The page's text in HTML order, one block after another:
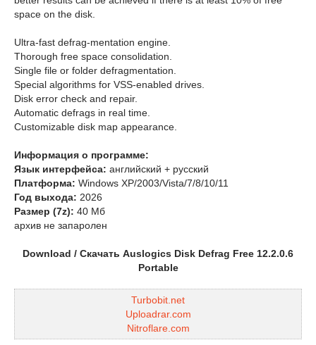
space on the disk.
Ultra-fast defrag-mentation engine.
Thorough free space consolidation.
Single file or folder defragmentation.
Special algorithms for VSS-enabled drives.
Disk error check and repair.
Automatic defrags in real time.
Customizable disk map appearance.
Информация о программе:
Язык интерфейса: английский + русский
Платформа: Windows XP/2003/Vista/7/8/10/11
Год выхода: 2026
Размер (7z): 40 Мб
архив не запаролен
Download / Скачать Auslogics Disk Defrag Free 12.2.0.6
Portable
Turbobit.net
Uploadrar.com
Nitroflare.com